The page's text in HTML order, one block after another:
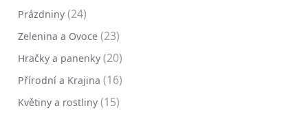
Prázdniny (24)
Zelenina a Ovoce (23)
Hračky a panenky (20)
Přírodní a Krajina (16)
Květiny a rostliny (15)